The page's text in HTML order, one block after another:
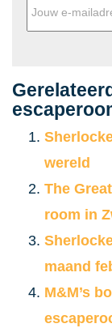
wereld
The
room in
maand
M&M’s